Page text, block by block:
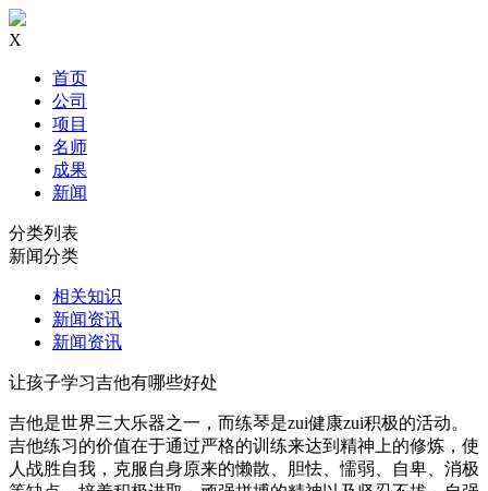
X
首页
公司
项目
名师
成果
新闻
分类列表
新闻分类
相关知识
新闻资讯
新闻资讯
让孩子学习吉他有哪些好处
吉他是世界三大乐器之一，而练琴是zui健康zui积极的活动。
吉他练习的价值在于通过严格的训练来达到精神上的修炼，使
人战胜自我，克服自身原来的懒散、胆怯、懦弱、自卑、消极